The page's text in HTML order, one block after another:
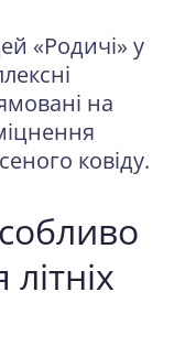
«Родичі» у
на
ковіду.